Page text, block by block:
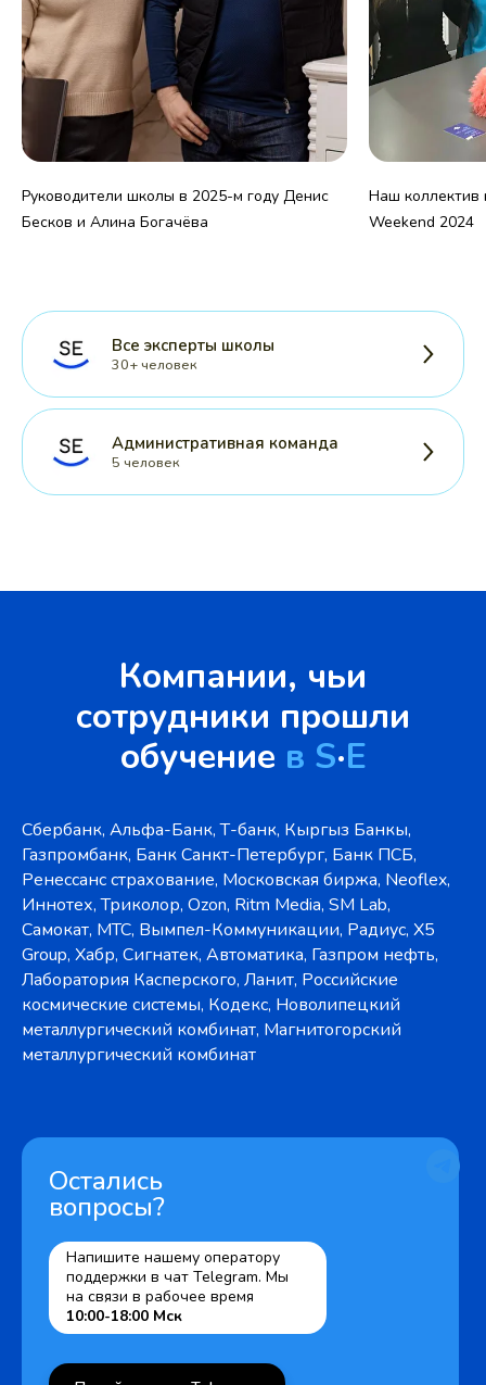
Руководители школы в 2025-м году Денис
Бесков и Алина Богачёва
Наш
Weekend 2024
Все эксперты школы
30+ человек
Административная команда
5 человек
Компании, чьи
сотрудники прошли
обучение в S·E
Сбербанк, Альфа-Банк, Т-банк, Кыргыз Банкы,
Газпромбанк, Банк Санкт-Петербург, Банк ПСБ,
Ренессанс страхование, Московская биржа, Neoflex,
Иннотех, Триколор, Ozon, Ritm Media, SM Lab,
Самокат, МТС, Вымпел-Коммуникации, Радиус, X5
Group, Хабр, Сигнатек, Автоматика, Газпром нефть,
Лаборатория Касперского, Ланит, Российские
космические системы, Кодекс, Новолипецкий
металлургический комбинат, Магнитогорский
металлургический комбинат
Остались
вопросы?
Напишите нашему оператору
поддержки в чат Telegram. Мы
на связи в рабочее время
10:00-18:00 Мск